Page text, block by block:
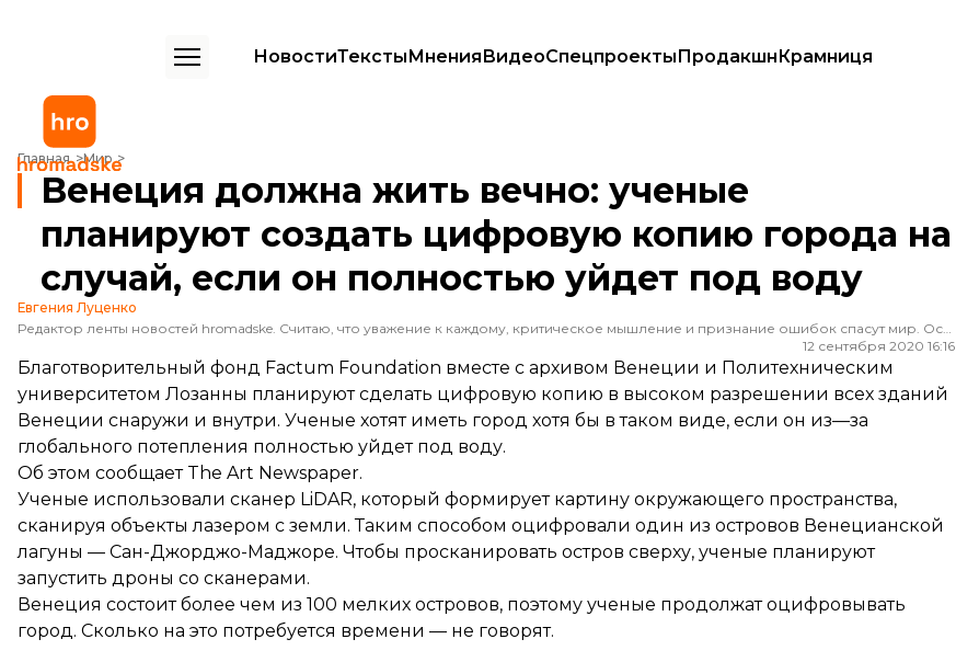
НовостиТекстыМненияВидеоСпецпроектыПродакшнКрамниця
Главная Мир
Венеция должна жить вечно: ученые планируют создать цифровую копию города на случай, если он полностью уйдет под воду
Венеция должна жить вечно: ученые
планируют создать цифровую копию города на
случай, если он полностью уйдет под воду
Евгения Луценко
Редактор ленты новостей hromadske. Считаю, что уважение к каждому, критическое мышление и признание ошибок спасут мир. Особенно люблю новости о науке и космос
12 сентября 2020 16:16
Благотворительный фонд Factum Foundation вместе с архивом Венеции и Политехническим
университетом Лозанны планируют сделать цифровую копию в высоком разрешении всех зданий
Венеции снаружи и внутри. Ученые хотят иметь город хотя бы в таком виде, если он из—за
глобального потепления полностью уйдет под воду.
Об этом сообщаетThe Art Newspaper.
Ученые использовали сканер LiDAR, который формирует картину окружающего пространства,
сканируя объекты лазером с земли. Таким способом оцифровали один из островов Венецианской
лагуны — Сан-Джорджо-Маджоре. Чтобы просканировать остров сверху, ученые планируют
запустить дроны со сканерами.
Венеция состоитболее чем из 100 мелких островов, поэтому ученые продолжат оцифровывать
город. Сколько на это потребуется времени — не говорят.